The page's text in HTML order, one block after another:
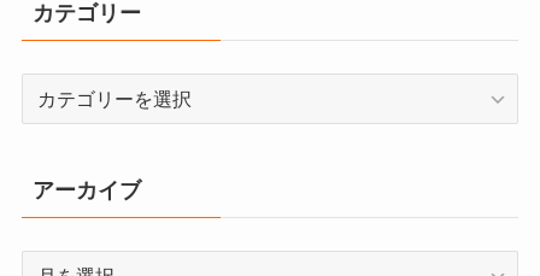
カテゴリー
リ
ー
アーカイブ